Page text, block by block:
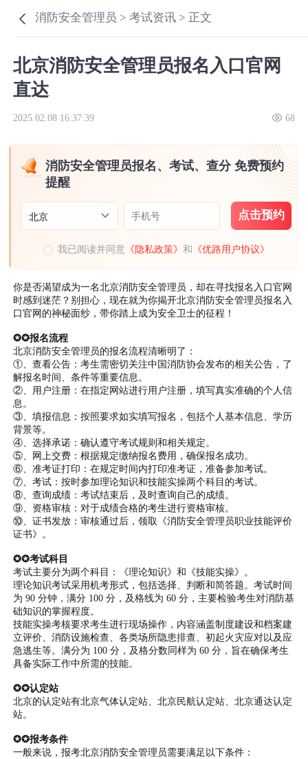
消防安全管理员 >考试资讯 > 正文
北京消防安全管理员报名入口官网
直达
2025.02.08 16:37:39 68
消防安全管理员报名、考试、查分 免费预约
提醒
北京 手机号 点击预约
我已阅读并同意 《隐私政策》和 《优路用户协议》
你是否渴望成为一名北京消防安全管理员，却在寻找报名入口官网
时感到迷茫？别担心，现在就为你揭开北京消防安全管理员报名入
口官网的神秘面纱，带你踏上成为安全卫士的征程！
✪✪报名流程
北京消防安全管理员的报名流程清晰明了：
①、查看公告：考生需密切关注中国消防协会发布的相关公告，了
解报名时间、条件等重要信息。
②、用户注册：在指定网站进行用户注册，填写真实准确的个人信
息。
③、填报信息：按照要求如实填写报名，包括个人基本信息、学历
背景等。
④、选择承诺：确认遵守考试规则和相关规定。
⑤、网上交费：根据规定缴纳报名费用，确保报名成功。
⑥、准考证打印：在规定时间内打印准考证，准备参加考试。
⑦、考试：按时参加理论知识和技能实操两个科目的考试。
⑧、查询成绩：考试结束后，及时查询自己的成绩。
⑨、资格审核：对于成绩合格的考生进行资格审核。
⑩、证书发放：审核通过后，领取《消防安全管理员职业技能评价
证书》。
✪✪考试科目
考试主要分为两个科目：《理论知识》和《技能实操》。
理论知识考试采用机考形式，包括选择、判断和简答题。考试时间
为 90 分钟，满分 100 分，及格线为 60 分，主要检验考生对消防基
础知识的掌握程度。
技能实操考核要求考生进行现场操作，内容涵盖制度建设和档案建
立评价、消防设施检查、各类场所隐患排查、初起火灾应对以及应
急逃生等。满分为 100 分，及格分数同样为 60 分，旨在确保考生
具备实际工作中所需的技能。
✪✪认定站
北京的认定站有北京气体认定站、北京民航认定站、北京通达认定
站。
✪✪报考条件
一般来说，报考北京消防安全管理员需要满足以下条件：